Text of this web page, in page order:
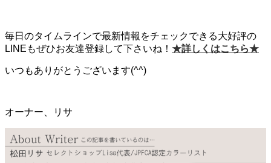
毎日のタイムラインで最新情報をチェックできる大好評の
LINEもぜひお友達登録して下さいね！ ★詳しくはこちら★
いつもありがとうございます(^^)
オーナー、リサ